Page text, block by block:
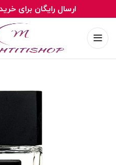
ارسال رایگان برای خرید بالا